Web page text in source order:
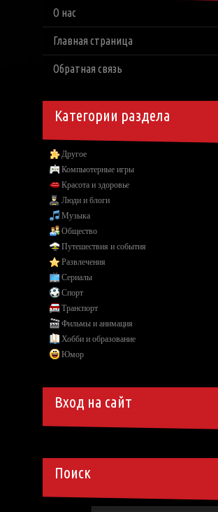
О нас
Главная страница
Обратная связь
Категории раздела
Другое
Компьютерные игры
Красота и здоровье
Люди и блоги
Музыка
Общество
Путешествия и события
Развлечения
Сериалы
Спорт
Транспорт
Фильмы и анимация
Хобби и образование
Юмор
Вход на сайт
Поиск